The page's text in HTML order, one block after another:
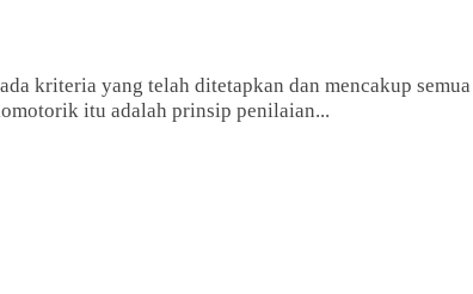
kriteria yang telah ditetapkan dan mencakup semua
itu adalah prinsip penilaian...